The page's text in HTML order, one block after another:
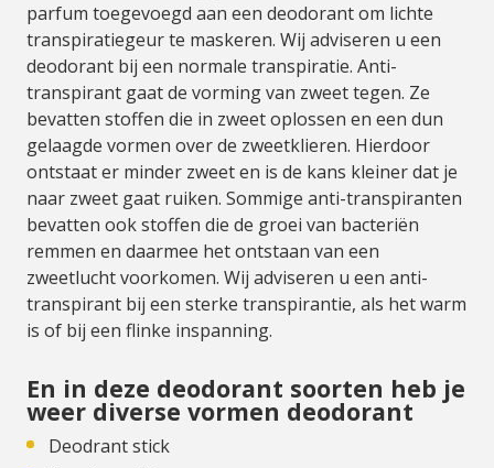
parfum toegevoegd aan een deodorant om lichte
transpiratiegeur te maskeren. Wij adviseren u een
deodorant bij een normale transpiratie. Anti-
transpirant gaat de vorming van zweet tegen. Ze
bevatten stoffen die in zweet oplossen en een dun
gelaagde vormen over de zweetklieren. Hierdoor
ontstaat er minder zweet en is de kans kleiner dat je
naar zweet gaat ruiken. Sommige anti-transpiranten
bevatten ook stoffen die de groei van bacteriën
remmen en daarmee het ontstaan van een
zweetlucht voorkomen. Wij adviseren u een anti-
transpirant bij een sterke transpirantie, als het warm
is of bij een flinke inspanning.
En in deze deodorant soorten heb je
weer diverse vormen deodorant
Deodrant stick